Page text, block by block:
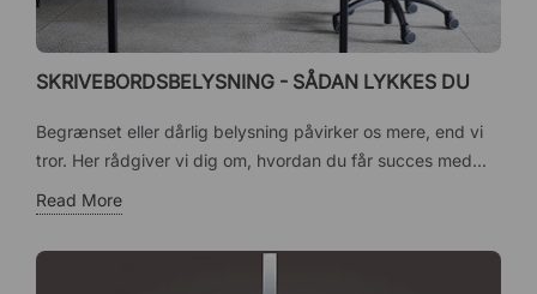
SKRIVEBORDSBELYSNING - SÅDAN LYKKES DU
Begrænset eller dårlig belysning påvirker os mere, end vi
tror. Her rådgiver vi dig om, hvordan du får succes med...
Read More